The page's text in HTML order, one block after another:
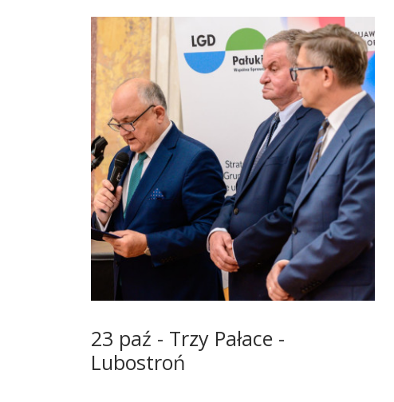
23 paź - Trzy Pałace -
Lubostroń